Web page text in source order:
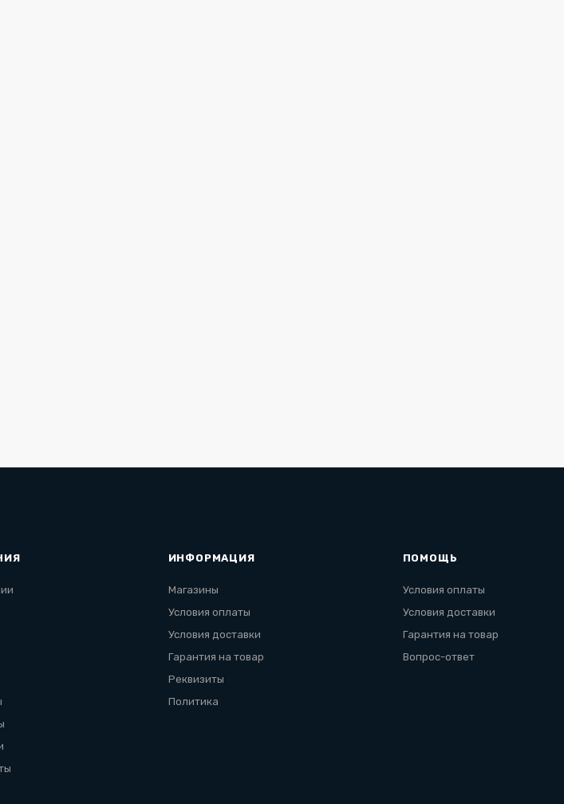
ИНФОРМАЦИЯ
Магазины
Условия оплаты
Условия доставки
Гарантия на товар
Реквизиты
Политика
ПОМОЩЬ
Условия оплаты
Условия доставки
Гарантия на товар
Вопрос-ответ